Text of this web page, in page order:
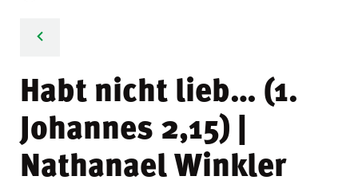
Habt nicht lieb… (1.
Johannes 2,15) |
Nathanael Winkler